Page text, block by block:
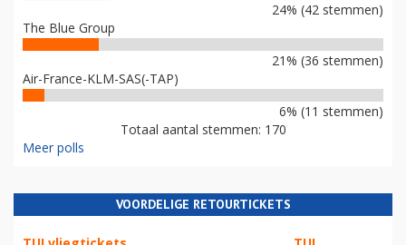
24% (42 stemmen)
The Blue Group
21% (36 stemmen)
Air-France-KLM-SAS(-TAP)
6% (11 stemmen)
Totaal aantal stemmen: 170
Meer polls
VOORDELIGE RETOURTICKETS